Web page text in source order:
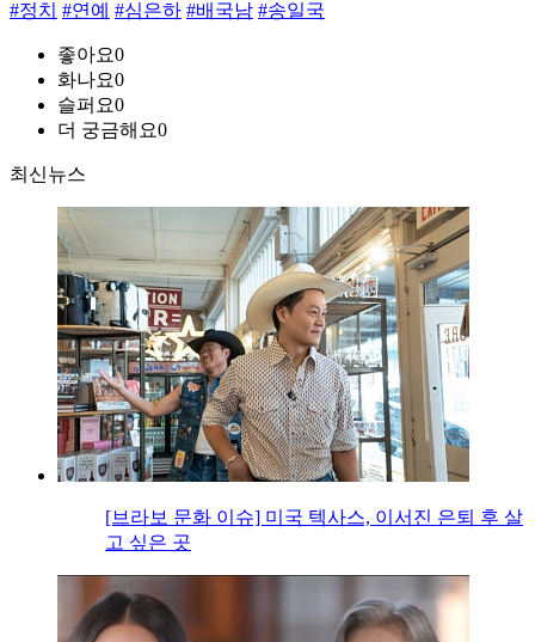
#정치 #연예 #심은하 #배국남 #송일국
좋아요0
화나요0
슬퍼요0
더 궁금해요0
최신뉴스
[브라보 문화 이슈] 미국 텍사스, 이서진 은퇴 후 살
고 싶은 곳